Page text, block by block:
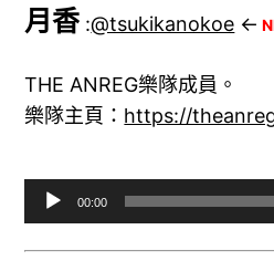
月香 :@tsukikanokoe ←
THE ANREG樂隊成員。
樂隊主頁： https://
00:00